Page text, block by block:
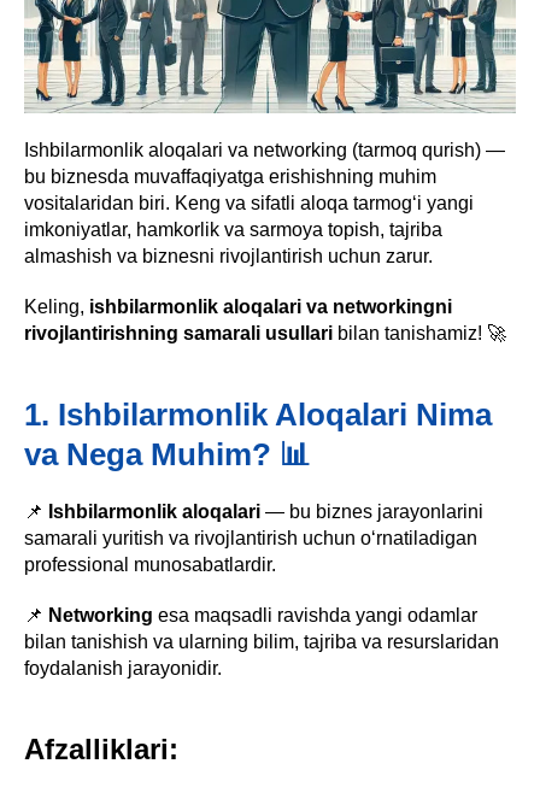
Ishbilarmonlik aloqalari va networking (tarmoq qurish) —
bu biznesda muvaffaqiyatga erishishning muhim
vositalaridan biri. Keng va sifatli aloqa tarmog‘i yangi
imkoniyatlar, hamkorlik va sarmoya topish, tajriba
almashish va biznesni rivojlantirish uchun zarur.
Keling, ishbilarmonlik aloqalari va networkingni
rivojlantirishning samarali usullari bilan tanishamiz! 🚀
1. Ishbilarmonlik Aloqalari Nima
va Nega Muhim? 📊
📌 Ishbilarmonlik aloqalari — bu biznes jarayonlarini
samarali yuritish va rivojlantirish uchun o‘rnatiladigan
professional munosabatlardir.
📌 Networking esa maqsadli ravishda yangi odamlar
bilan tanishish va ularning bilim, tajriba va resurslaridan
foydalanish jarayonidir.
Afzalliklari: